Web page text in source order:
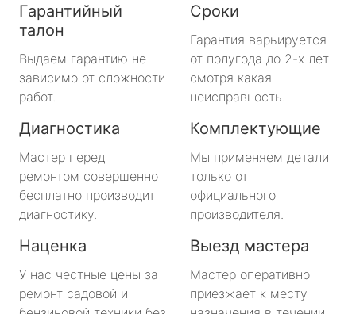
Гарантийный
талон
Выдаем гарантию не
зависимо от сложности
работ.
Сроки
Гарантия варьируется
от полугода до 2-х лет
смотря какая
неисправность.
Диагностика
Мастер перед
ремонтом совершенно
бесплатно производит
диагностику.
Комплектующие
Мы применяем детали
только от
официального
производителя.
Наценка
У нас честные цены за
ремонт садовой и
Выезд мастера
Мастер оперативно
приезжает к месту